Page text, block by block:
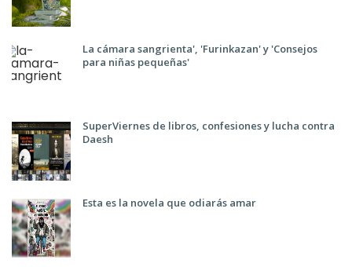
La cámara sangrienta', 'Furinkazan' y 'Consejos
para niñas pequeñas'
SuperViernes de libros, confesiones y lucha contra
Daesh
Esta es la novela que odiarás amar